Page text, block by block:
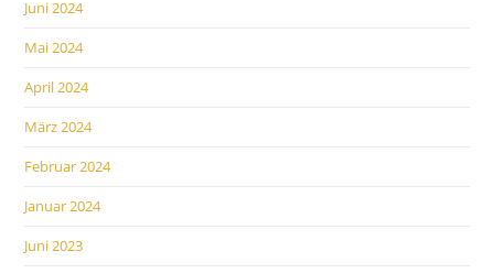
Juni 2024
Mai 2024
April 2024
März 2024
Februar 2024
Januar 2024
Juni 2023